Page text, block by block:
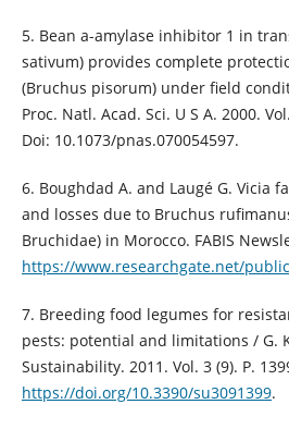
5. Bean a-amylase inhibitor 1 in
sativum) provides complete
(Bruchus pisorum) under field
Proc. Natl. Acad. Sci. U S A. 2000.
Doi: 10.1073/pnas.070054597.
6. Boughdad A. and Laugé G. Vicia
and losses due to Bruchus
Bruchidae) in Morocco. FABIS
https://www.researchgate.net/
7. Breeding food legumes for
pests: potential and limitations / G.
Sustainability. 2011. Vol. 3 (9). P.
https://doi.org/10.3390/su3091399.